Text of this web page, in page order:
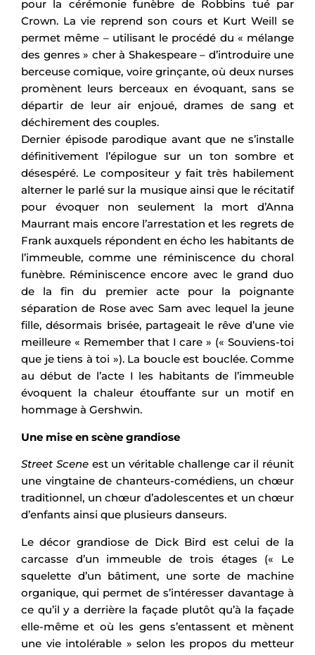
pour la cérémonie funèbre de Robbins tué par
Crown. La vie reprend son cours et Kurt Weill se
permet même – utilisant le procédé du « mélange
des genres » cher à Shakespeare – d’introduire une
berceuse comique, voire grinçante, où deux nurses
promènent leurs berceaux en évoquant, sans se
départir de leur air enjoué, drames de sang et
déchirement des couples.
Dernier épisode parodique avant que ne s’installe
définitivement l’épilogue sur un ton sombre et
désespéré. Le compositeur y fait très habilement
alterner le parlé sur la musique ainsi que le récitatif
pour évoquer non seulement la mort d’Anna
Maurrant mais encore l’arrestation et les regrets de
Frank auxquels répondent en écho les habitants de
l’immeuble, comme une réminiscence du choral
funèbre. Réminiscence encore avec le grand duo
de la fin du premier acte pour la poignante
séparation de Rose avec Sam avec lequel la jeune
fille, désormais brisée, partageait le rêve d’une vie
meilleure « Remember that I care » (« Souviens-toi
que je tiens à toi »). La boucle est bouclée. Comme
au début de l’acte I les habitants de l’immeuble
évoquent la chaleur étouffante sur un motif en
hommage à Gershwin.
Une mise en scène grandiose
Street Sceneest un véritable challenge car il réunit
une vingtaine de chanteurs-comédiens, un chœur
traditionnel, un chœur d’adolescentes et un chœur
d’enfants ainsi que plusieurs danseurs.
Le décor grandiose de Dick Bird est celui de la
carcasse d’un immeuble de trois étages (« Le
squelette d’un bâtiment, une sorte de machine
organique, qui permet de s’intéresser davantage à
ce qu’il y a derrière la façade plutôt qu’à la façade
elle-même et où les gens s’entassent et mènent
une vie intolérable » selon les propos du metteur